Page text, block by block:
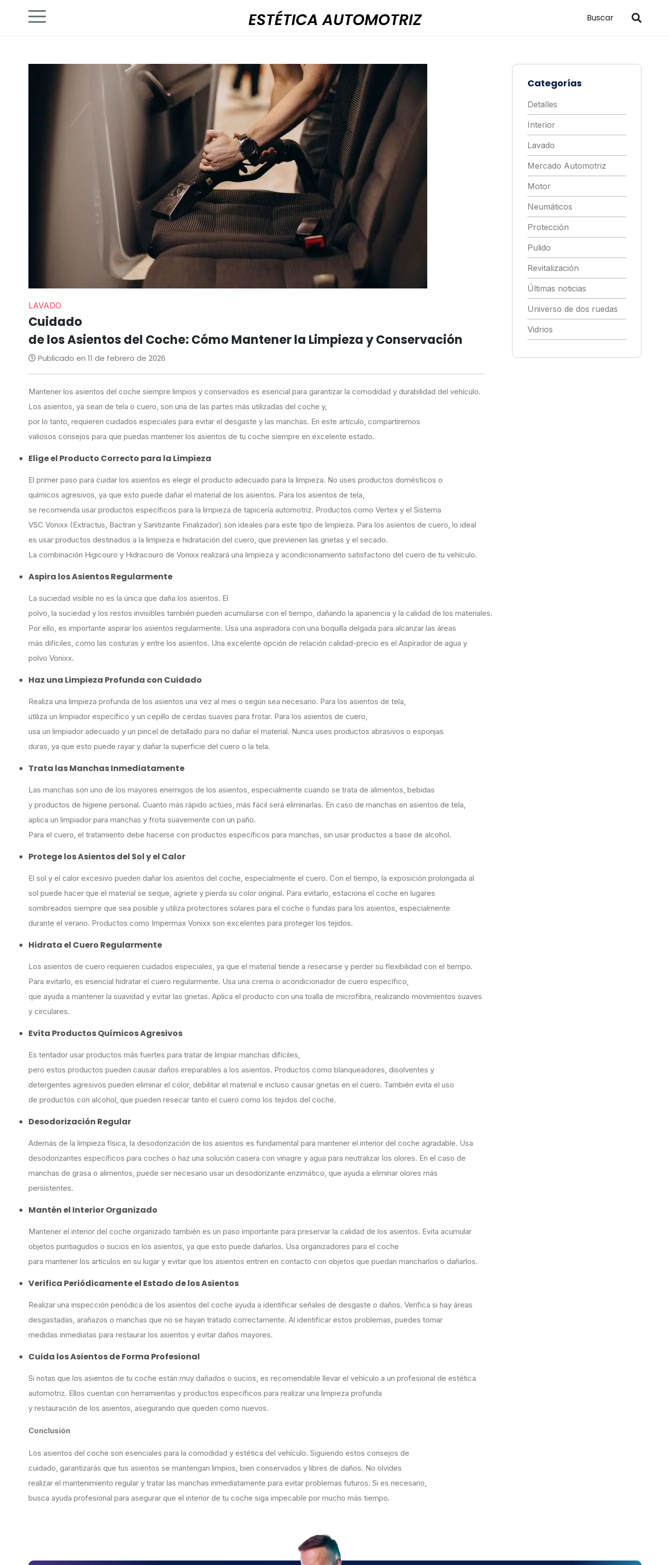
LAVADO
Cuidado
de los Asientos del Coche: Cómo Mantener la Limpieza y Conservación
Publicado en 11 de febrero de 2026
Mantener los asientos del coche siempre limpios y conservados es esencial para garantizar la comodidad y durabilidad del vehículo.
Los asientos, ya sean de tela o cuero, son una de las partes más utilizadas del coche y,
por lo tanto, requieren cuidados especiales para evitar el desgaste y las manchas. En este artículo, compartiremos
valiosos consejos para que puedas mantener los asientos de tu coche siempre en excelente estado.
Elige el Producto Correcto para la Limpieza
El primer paso para cuidar los asientos es elegir el producto adecuado para la limpieza. No uses productos domésticos o
químicos agresivos, ya que esto puede dañar el material de los asientos. Para los asientos de tela,
se recomienda usar productos específicos para la limpieza de tapicería automotriz. Productos como Vertex y el Sistema
VSC Vonixx (Extractus, Bactran y Sanitizante Finalizador) son ideales para este tipo de limpieza. Para los asientos de cuero, lo ideal
es usar productos destinados a la limpieza e hidratación del cuero, que previenen las grietas y el secado.
La combinación Higicouro y Hidracouro de Vonixx realizará una limpieza y acondicionamiento satisfactorio del cuero de tu vehículo.
Aspira los Asientos Regularmente
La suciedad visible no es la única que daña los asientos. El
polvo, la suciedad y los restos invisibles también pueden acumularse con el tiempo, dañando la apariencia y la calidad de los materiales.
Por ello, es importante aspirar los asientos regularmente. Usa una aspiradora con una boquilla delgada para alcanzar las áreas
más difíciles, como las costuras y entre los asientos. Una excelente opción de relación calidad-precio es el Aspirador de agua y
polvo Vonixx.
Haz una Limpieza Profunda con Cuidado
Realiza una limpieza profunda de los asientos una vez al mes o según sea necesario. Para los asientos de tela,
utiliza un limpiador específico y un cepillo de cerdas suaves para frotar. Para los asientos de cuero,
usa un limpiador adecuado y un pincel de detallado para no dañar el material. Nunca uses productos abrasivos o esponjas
duras, ya que esto puede rayar y dañar la superficie del cuero o la tela.
Trata las Manchas Inmediatamente
Las manchas son uno de los mayores enemigos de los asientos, especialmente cuando se trata de alimentos, bebidas
y productos de higiene personal. Cuanto más rápido actúes, más fácil será eliminarlas. En caso de manchas en asientos de tela,
aplica un limpiador para manchas y frota suavemente con un paño.
Para el cuero, el tratamiento debe hacerse con productos específicos para manchas, sin usar productos a base de alcohol.
Protege los Asientos del Sol y el Calor
El sol y el calor excesivo pueden dañar los asientos del coche, especialmente el cuero. Con el tiempo, la exposición prolongada al
sol puede hacer que el material se seque, agriete y pierda su color original. Para evitarlo, estaciona el coche en lugares
sombreados siempre que sea posible y utiliza protectores solares para el coche o fundas para los asientos, especialmente
durante el verano. Productos como Impermax Vonixx son excelentes para proteger los tejidos.
Hidrata el Cuero Regularmente
Los asientos de cuero requieren cuidados especiales, ya que el material tiende a resecarse y perder su flexibilidad con el tiempo.
Para evitarlo, es esencial hidratar el cuero regularmente. Usa una crema o acondicionador de cuero específico,
que ayuda a mantener la suavidad y evitar las grietas. Aplica el producto con una toalla de microfibra, realizando movimientos suaves
y circulares.
Evita Productos Químicos Agresivos
Es tentador usar productos más fuertes para tratar de limpiar manchas difíciles,
pero estos productos pueden causar daños irreparables a los asientos. Productos como blanqueadores, disolventes y
detergentes agresivos pueden eliminar el color, debilitar el material e incluso causar grietas en el cuero. También evita el uso
de productos con alcohol, que pueden resecar tanto el cuero como los tejidos del coche.
Desodorización Regular
Además de la limpieza física, la desodorización de los asientos es fundamental para mantener el interior del coche agradable. Usa
desodorizantes específicos para coches o haz una solución casera con vinagre y agua para neutralizar los olores. En el caso de
manchas de grasa o alimentos, puede ser necesario usar un desodorizante enzimático, que ayuda a eliminar olores más
persistentes.
Mantén el Interior Organizado
Mantener el interior del coche organizado también es un paso importante para preservar la calidad de los asientos. Evita acumular
objetos puntiagudos o sucios en los asientos, ya que esto puede dañarlos. Usa organizadores para el coche
para mantener los artículos en su lugar y evitar que los asientos entren en contacto con objetos que puedan mancharlos o dañarlos.
Verifica Periódicamente el Estado de los Asientos
Realizar una inspección periódica de los asientos del coche ayuda a identificar señales de desgaste o daños. Verifica si hay áreas
desgastadas, arañazos o manchas que no se hayan tratado correctamente. Al identificar estos problemas, puedes tomar
medidas inmediatas para restaurar los asientos y evitar daños mayores.
Cuida los Asientos de Forma Profesional
Si notas que los asientos de tu coche están muy dañados o sucios, es recomendable llevar el vehículo a un profesional de estética
automotriz. Ellos cuentan con herramientas y productos específicos para realizar una limpieza profunda
y restauración de los asientos, asegurando que queden como nuevos.
Conclusión
Los asientos del coche son esenciales para la comodidad y estética del vehículo. Siguiendo estos consejos de
cuidado, garantizarás que tus asientos se mantengan limpios, bien conservados y libres de daños. No olvides
realizar el mantenimiento regular y tratar las manchas inmediatamente para evitar problemas futuros. Si es necesario,
busca ayuda profesional para asegurar que el interior de tu coche siga impecable por mucho más tiempo.
Categorías
Detalles
Interior
Lavado
Mercado Automotriz
Motor
Neumáticos
Protección
Pulido
Revitalización
Últimas noticias
Universo de dos ruedas
Vidrios